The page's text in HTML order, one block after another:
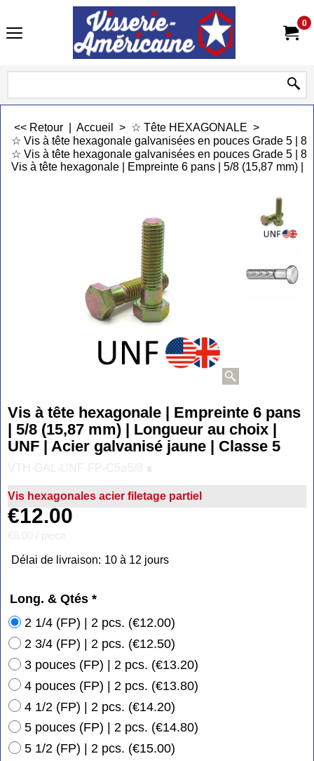
0
<< Retour Accueil > ☆ Tête HEXAGONALE >
☆ Vis à tête hexagonale galvanisées en pouces Grade 5 |
☆ Vis à tête hexagonale galvanisées en pouces Grade 5 |
Vis à tête hexagonale | Empreinte 6 pans | 5/8 (15,87 mm)
Vis à tête hexagonale | Empreinte 6 pans
| 5/8 (15,87 mm) | Longueur au choix |
UNF | Acier galvanisé jaune | Classe 5
Vis hexagonales acier filetage partiel
€12.00
Délai de livraison: 10 à 12 jours
Long. & Qtés *
2 1/4 (FP) | 2 pcs. (€12.00)
2 3/4 (FP) | 2 pcs. (€12.50)
3 pouces (FP) | 2 pcs. (€13.20)
4 pouces (FP) | 2 pcs. (€13.80)
4 1/2 (FP) | 2 pcs. (€14.20)
5 pouces (FP) | 2 pcs. (€14.80)
5 1/2 (FP) | 2 pcs. (€15.00)